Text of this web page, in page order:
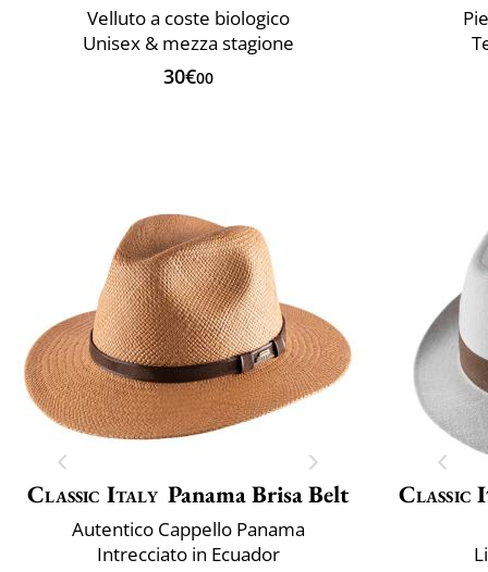
Velluto a coste biologico
Unisex & mezza stagione
30€00
Classic Italy Panama Brisa Belt
Autentico Cappello Panama
Intrecciato in Ecuador
Classic